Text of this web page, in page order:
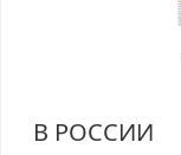
В РОССИИ